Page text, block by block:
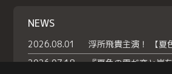
NEWS
2026.08.01
2026.07.18